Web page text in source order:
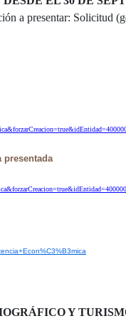
a presentar: Solicitud
presentada
Y